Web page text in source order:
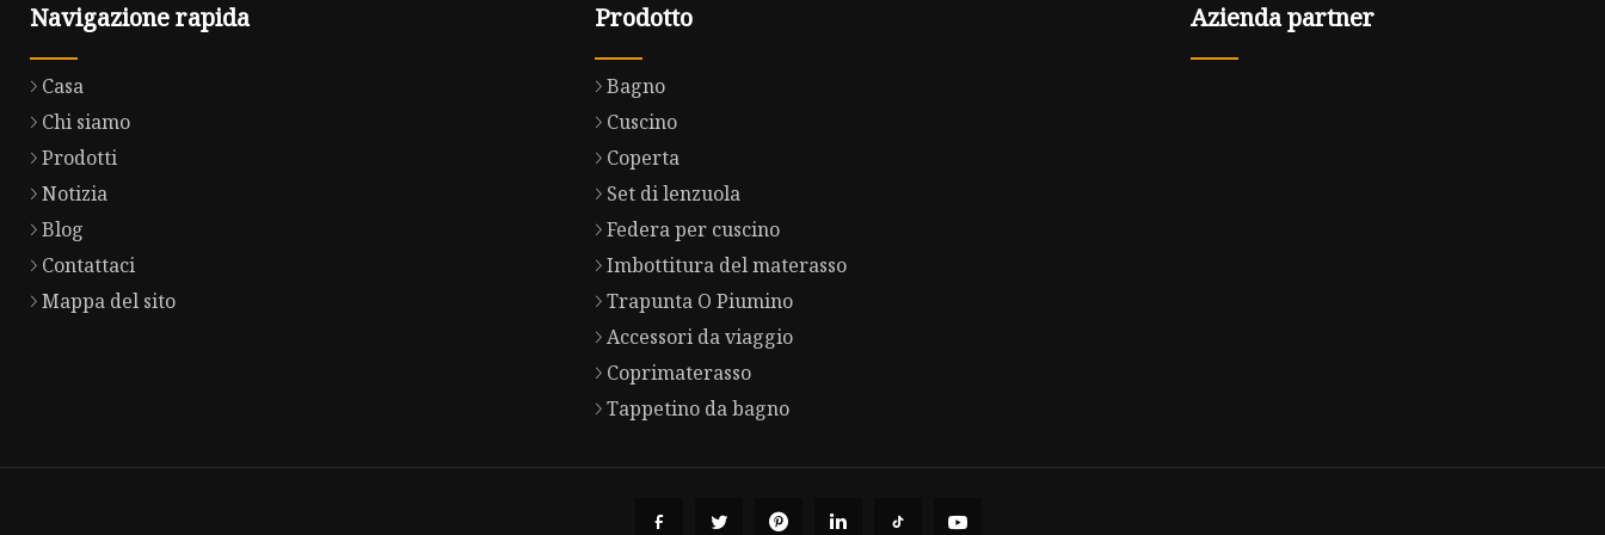
Navigazione rapida
Casa
Chi siamo
Prodotti
Notizia
Blog
Contattaci
Mappa del sito
Prodotto
Bagno
Cuscino
Coperta
Set di lenzuola
Federa per cuscino
Imbottitura del materasso
Trapunta O Piumino
Accessori da viaggio
Coprimaterasso
Tappetino da bagno
Azienda partner